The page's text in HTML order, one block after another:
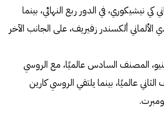
كي نيشيكوري، في الدور ربع النهائي، بينما
الألماني ألكسندر زفيريف، على الجانب الآخر
المصنف السادس عالميًا، مع الروسي
عالميًا، بينما يلتقي الروسي كارين